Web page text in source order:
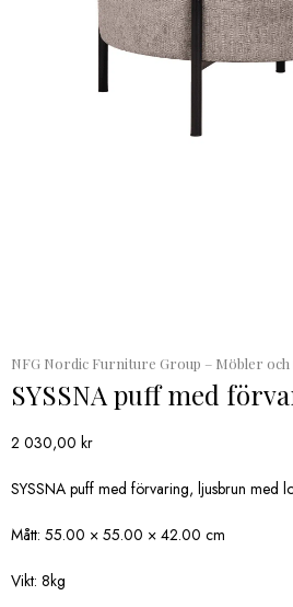
NFG Nordic Furniture Group – Möbler
SYSSNA puff med
2 030,00 kr
SYSSNA puff med förvaring, ljusbrun med
Mått: 55.00 × 55.00 × 42.00 cm
Vikt: 8kg